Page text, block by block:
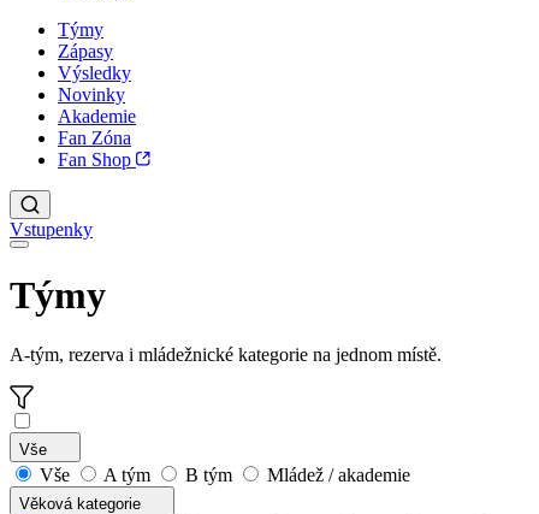
Týmy
Zápasy
Výsledky
Novinky
Akademie
Fan Zóna
Fan Shop
Vstupenky
Týmy
A-tým, rezerva i mládežnické kategorie na jednom místě.
Vše
Vše A tým B tým Mládež / akademie
Věková kategorie